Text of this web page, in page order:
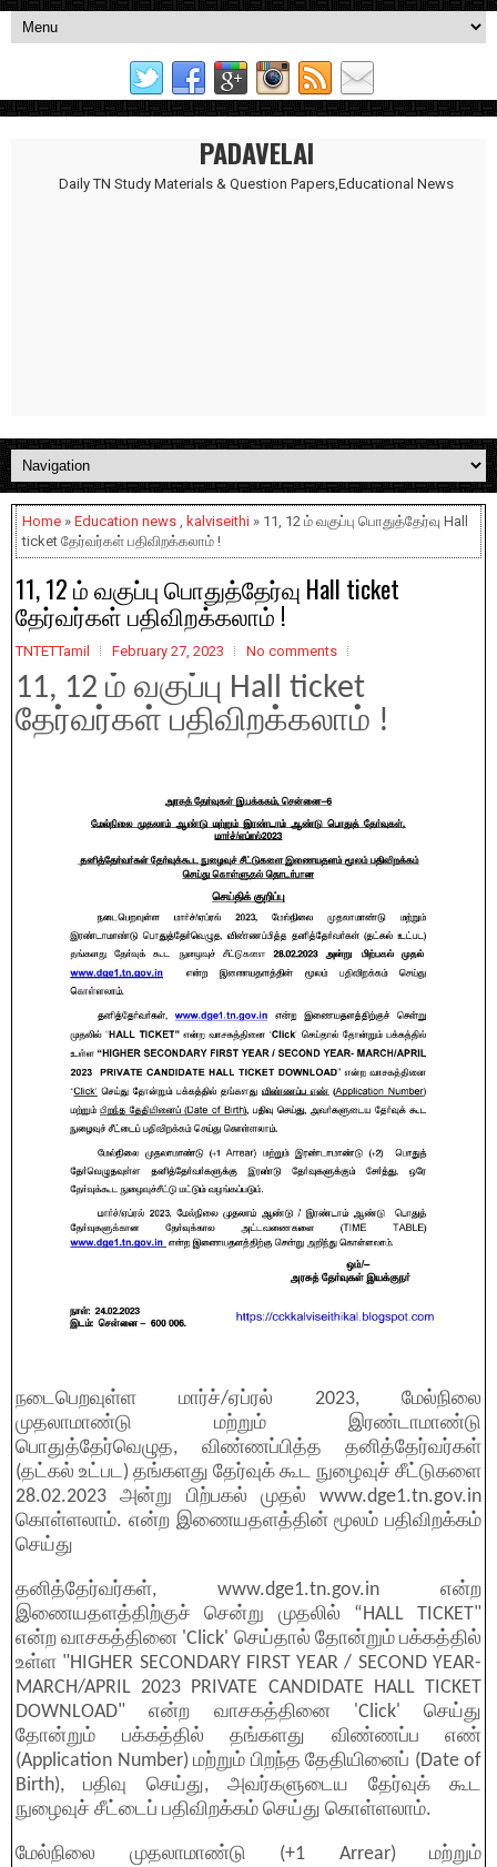
PADAVELAI
Daily TN Study Materials & Question Papers,Educational News
Home » Education news , kalviseithi » 11, 12 ம் வகுப்பு பொதுத்தேர்வு Hall
ticket தேர்வர்கள் பதிவிறக்கலாம் !
11, 12 ம் வகுப்பு பொதுத்தேர்வு Hall ticket
தேர்வர்கள் பதிவிறக்கலாம் !
TNTETTamil February 27, 2023 No comments
11, 12 ம் வகுப்பு Hall ticket
தேர்வர்கள் பதிவிறக்கலாம் !
நடைபெறவுள்ள மார்ச்/ஏப்ரல் 2023, மேல்நிலை
முதலாமாண்டு மற்றும் இரண்டாமாண்டு
பொதுத்தேர்வெழுத, விண்ணப்பித்த தனித்தேர்வர்கள்
(தட்கல் உட்பட) தங்களது தேர்வுக் கூட நுழைவுச் சீட்டுகளை
28.02.2023 அன்று பிற்பகல் முதல் www.dge1.tn.gov.in
கொள்ளலாம். என்ற இணையதளத்தின் மூலம் பதிவிறக்கம்
செய்து
தனித்தேர்வர்கள், www.dge1.tn.gov.in என்ற
இணையதளத்திற்குச் சென்று முதலில் “HALL TICKET"
என்ற வாசகத்தினை 'Click' செய்தால் தோன்றும் பக்கத்தில்
உள்ள "HIGHER SECONDARY FIRST YEAR / SECOND YEAR-
MARCH/APRIL 2023 PRIVATE CANDIDATE HALL TICKET
DOWNLOAD" என்ற வாசகத்தினை 'Click' செய்து
தோன்றும் பக்கத்தில் தங்களது விண்ணப்ப எண்
(Application Number) மற்றும் பிறந்த தேதியினைப் (Date of
Birth), பதிவு செய்து, அவர்களுடைய தேர்வுக் கூட
நுழைவுச் சீட்டைப் பதிவிறக்கம் செய்து கொள்ளலாம்.
மேல்நிலை முதலாமாண்டு (+1 Arrear) மற்றும்